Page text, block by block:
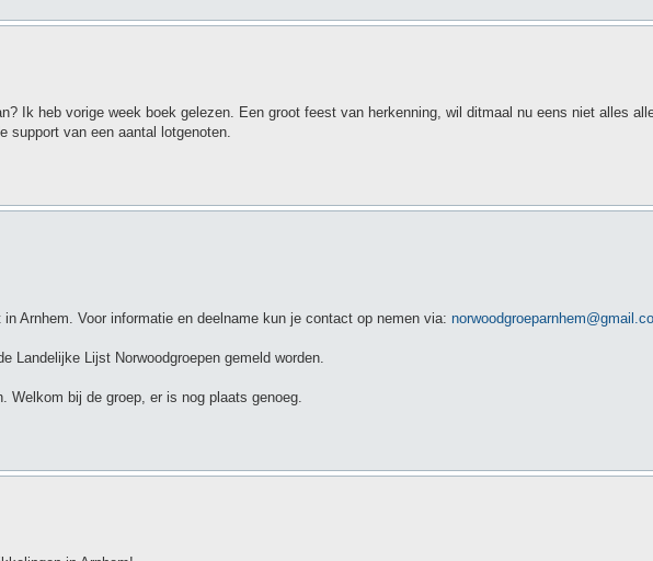
Ik heb vorige week boek gelezen. Een groot feest van herkenning, wil ditmaal nu eens niet alles
support van een aantal lotgenoten.
Arnhem. Voor informatie en deelname kun je contact op nemen via:
Landelijke Lijst Norwoodgroepen gemeld worden.
Welkom bij de groep, er is nog plaats genoeg.